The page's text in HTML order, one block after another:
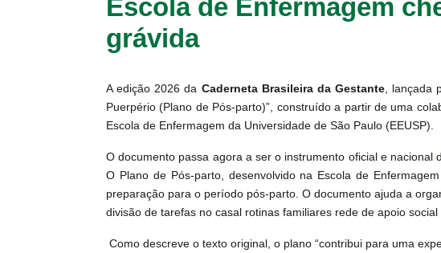
Escola de Enfermagem
grávida
A edição 2026 da Caderneta Brasileira da Gestante, lançada
Puerpério (Plano de Pós‑parto)”, construído a partir de uma
Escola de Enfermagem da Universidade de São Paulo (EEUSP).
O documento passa agora a ser o instrumento oficial e
O Plano de Pós‑parto, desenvolvido na Escola de
preparação para o período pós‑parto. O documento ajuda a
divisão de tarefas no casal rotinas familiares rede de apoio
Como descreve o texto original, o plano “contribui para uma